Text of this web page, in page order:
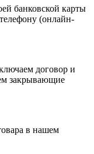
банковской карты
(онлайн-
договор и
закрывающие
в нашем